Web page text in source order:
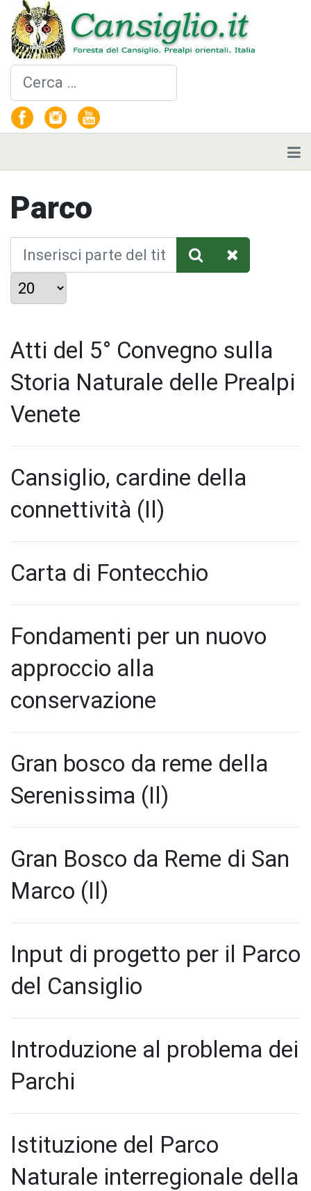
Cerca
Parco
Inserisci parte del titolo
Visualizza #
Atti del 5° Convegno sulla
Storia Naturale delle Prealpi
Venete
Cansiglio, cardine della
connettività (Il)
Carta di Fontecchio
Fondamenti per un nuovo
approccio alla
conservazione
Gran bosco da reme della
Serenissima (Il)
Gran Bosco da Reme di San
Marco (Il)
Input di progetto per il Parco
del Cansiglio
Introduzione al problema dei
Parchi
Istituzione del Parco
Naturale interregionale della